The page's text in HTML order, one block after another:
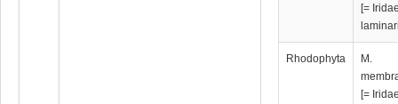
[=
Rhodophyta
M.
[=